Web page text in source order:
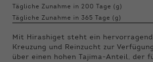
Tägliche Zunahme in 200 Tage (g)
Tägliche Zunahme in 365 Tage (g)
Mit Hirashiget steht ein
Kreuzung und Reinzucht zur
über einen hohen Tajima-Anteil, der